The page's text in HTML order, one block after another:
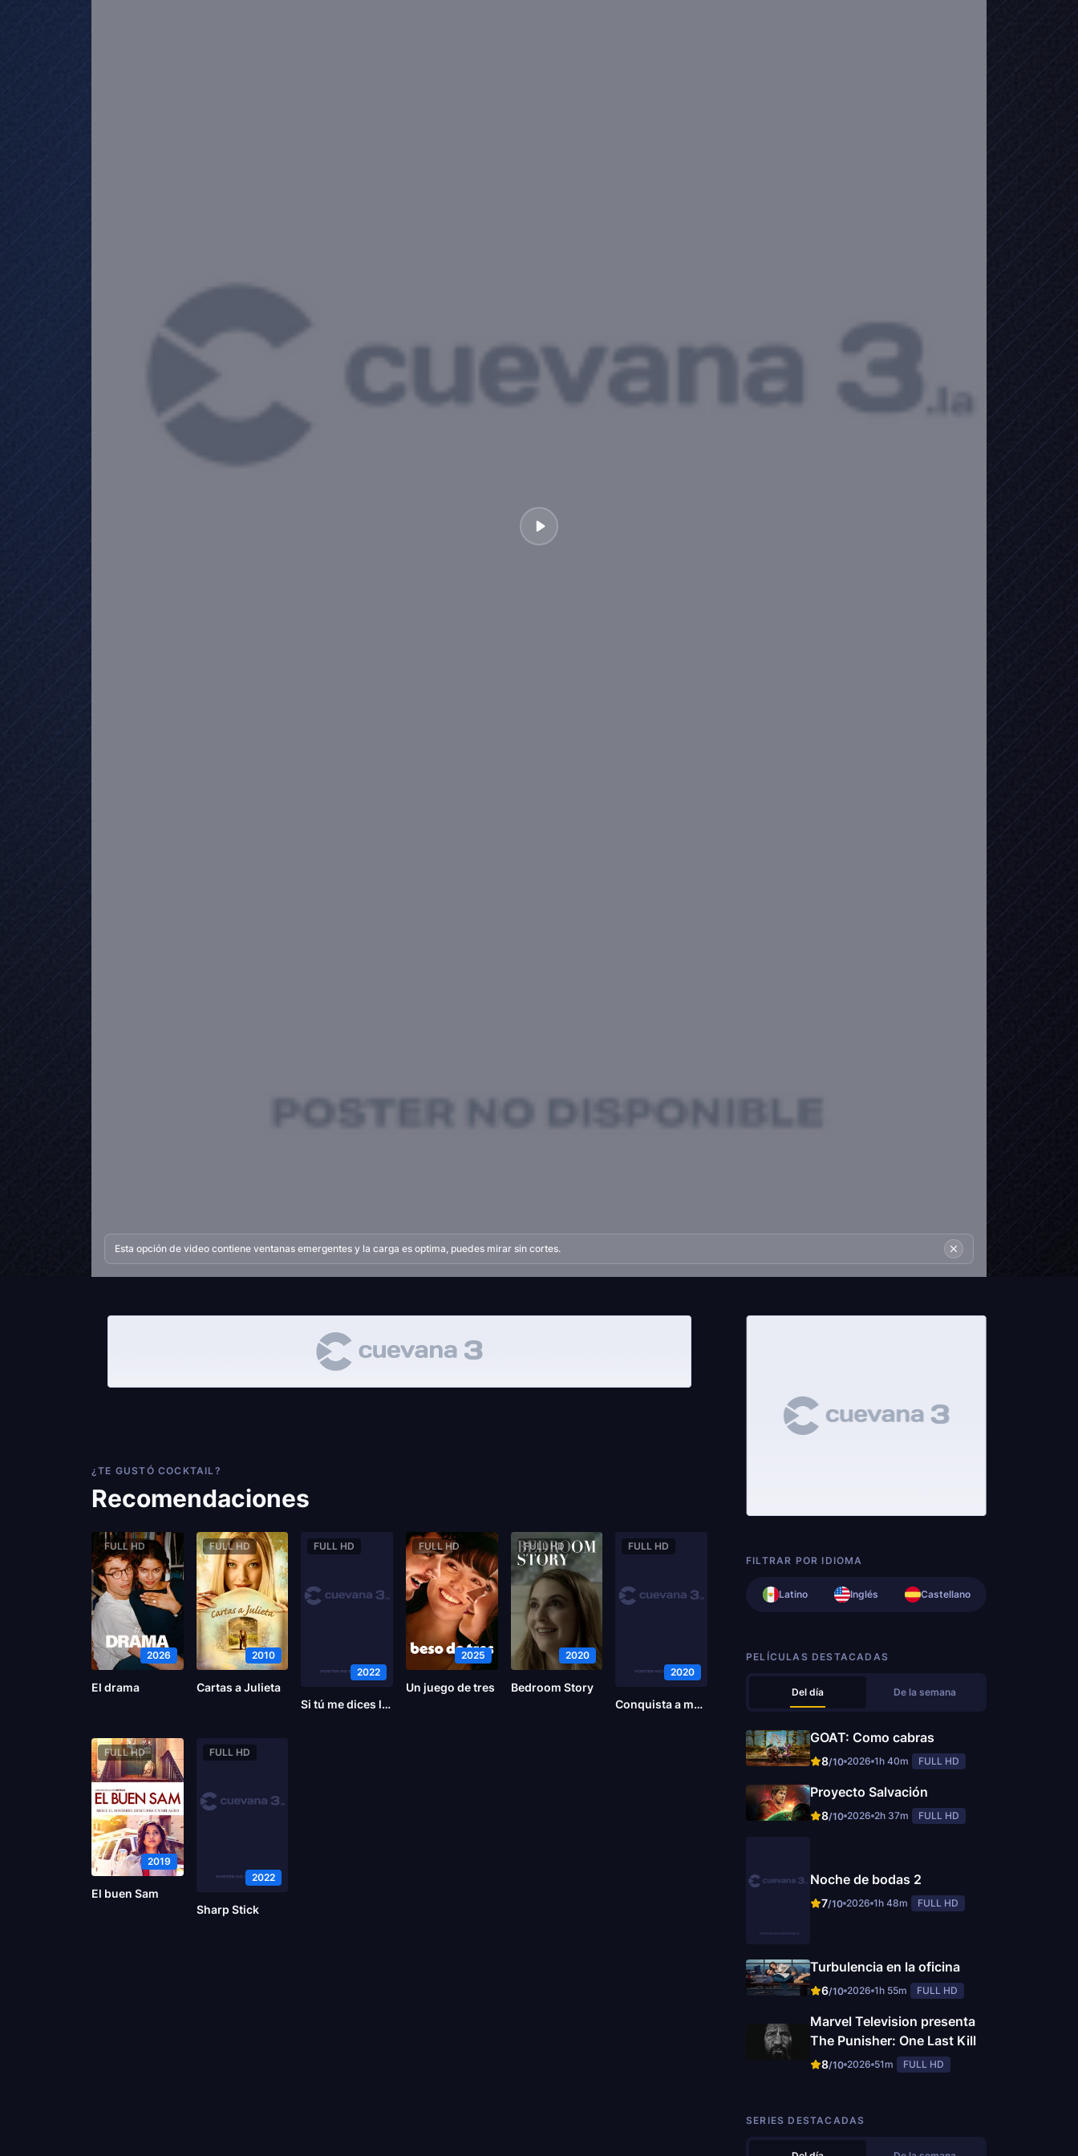
Esta opción de video contiene ventanas emergentes y la carga es optima, puedes mirar sin cortes.
¿TE GUSTÓ COCKTAIL?
Recomendaciones
FULL HD
2026
El drama
FULL HD
2010
Cartas a Julieta
FULL HD
2022
Si tú me dices lee
FULL HD
2025
Un juego de tres
FULL HD
2020
Bedroom Story
FULL HD
2020
Conquista a medias
FULL HD
2019
El buen Sam
FULL HD
2022
Sharp Stick
FILTRAR POR IDIOMA
Latino Inglés Castellano
PELÍCULAS DESTACADAS
Del día De la semana
GOAT: Como cabras
8/10 2026 1h 40m FULL HD
Proyecto Salvación
8/10 2026 2h 37m FULL HD
Noche de bodas 2
7/10 2026 1h 48m FULL HD
Turbulencia en la oficina
6/10 2026 1h 55m FULL HD
Marvel Television presenta
The Punisher: One Last Kill
8/10 2026 51m FULL HD
SERIES DESTACADAS